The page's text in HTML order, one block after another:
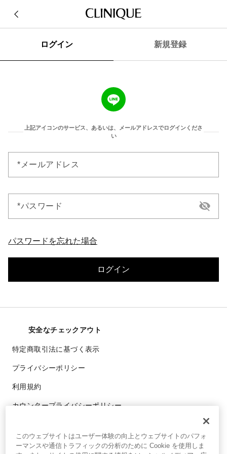
ログイン 新規登録
上記アイコンのサービス、あるいは、メールアドレスでログインくださ
い
メールアドレス
パスワード
パスワードを忘れた場合
ログイン
安全なチェックアウト
特定商取引法に基づく表示
プライバシーポリシー
利用規約
カウンタープライバシーポリシー
© clinique laboratories, llc. all rights reserved.
このウェブサイトはユーザー体験の向上とウェブサイトのパフォ
ーマンスや通信トラフィックの分析のために Cookie を使用しま